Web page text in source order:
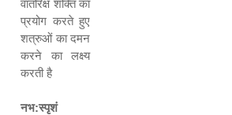
वांतरिक्ष शक्ति का
प्रयोग करते हुए
शत्रुओं का दमन
करने का लक्ष्य
करती है
नभ:स्पृशं